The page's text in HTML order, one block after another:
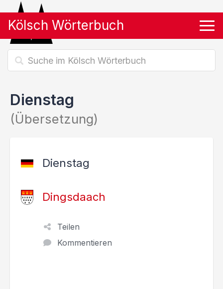
Kölsch Wörterbuch
Dienstag
(Übersetzung)
Dienstag
Dingsdaach
Teilen
Kommentieren